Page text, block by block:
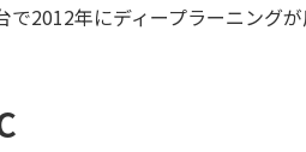
2012年にディープラーニング